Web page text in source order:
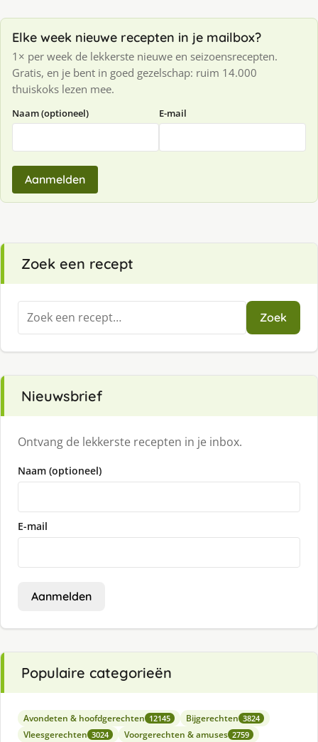
Elke week nieuwe recepten in je mailbox?
1× per week de lekkerste nieuwe en seizoensrecepten.
Gratis, en je bent in goed gezelschap: ruim 14.000
thuiskoks lezen mee.
Naam (optioneel) E-mail
Aanmelden
Zoek een recept
Zoeken
naar:
Zoek
Nieuwsbrief
Ontvang de lekkerste recepten in je inbox.
Naam (optioneel)
E-mail
Aanmelden
Populaire categorieën
Avondeten & hoofdgerechten 12145 Bijgerechten 3824
Vleesgerechten 3024 Voorgerechten & amuses 2759